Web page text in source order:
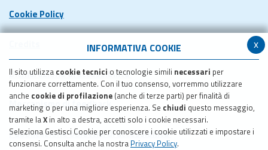
x
INFORMATIVA COOKIE
Il sito utilizza cookie tecnici o tecnologie simili necessari per
funzionare correttamente. Con il tuo consenso, vorremmo utilizzare
anche cookie di profilazione (anche di terze parti) per finalità di
marketing o per una migliore esperienza. Se chiudi questo messaggio,
tramite laX in alto a destra, accetti solo i cookie necessari.
Seleziona Gestisci Cookie per conoscere i cookie utilizzati e impostare i
consensi. Consulta anche la nostra Privacy Policy.
Cookie Policy
Dichiarazione di accessibilita'
Meccanismo di feedback
Pubblicazione obiettivi di accessibilita'